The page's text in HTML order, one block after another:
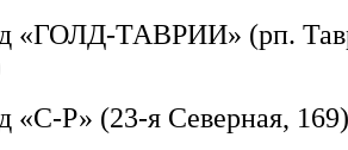
«ГОЛД-ТАВРИИ» (рп.
Р» (23-я Северная, 169)